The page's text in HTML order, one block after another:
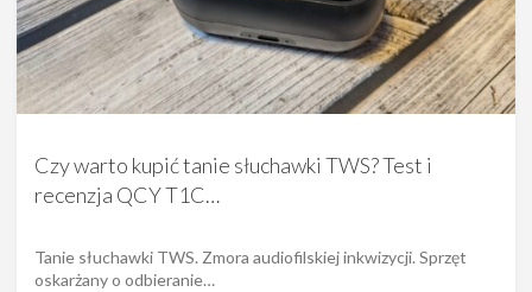
Czy warto kupić tanie słuchawki TWS? Test i
recenzja QCY T1C…
Tanie słuchawki TWS. Zmora audiofilskiej inkwizycji. Sprzęt
oskarżany o odbieranie…